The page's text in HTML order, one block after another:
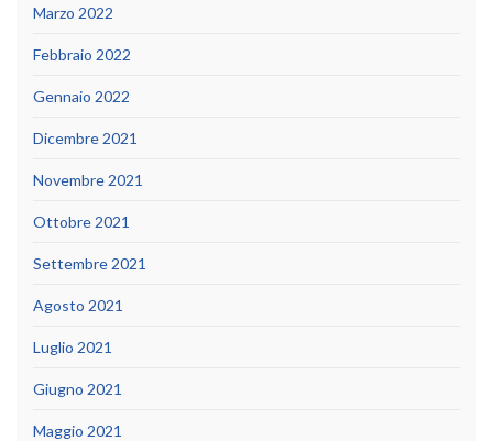
Marzo 2022
Febbraio 2022
Gennaio 2022
Dicembre 2021
Novembre 2021
Ottobre 2021
Settembre 2021
Agosto 2021
Luglio 2021
Giugno 2021
Maggio 2021